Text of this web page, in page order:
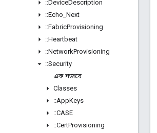
::DeviceDescription
::Echo Next
::FabricProvisioning
::Heartbeat
::NetworkProvisioning
::Security
এক নজরে
Classes
::AppKeys
::CASE
::CertProvisioning